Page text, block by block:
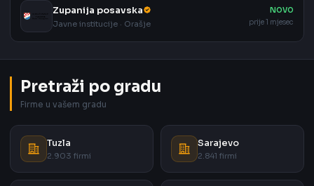
Zupanija posavska
Javne institucije · Orašje
NOVO
prije 1 mjesec
Pretraži po gradu
Firme u vašem gradu
Tuzla
2.903 firmi
Sarajevo
2.841 firmi